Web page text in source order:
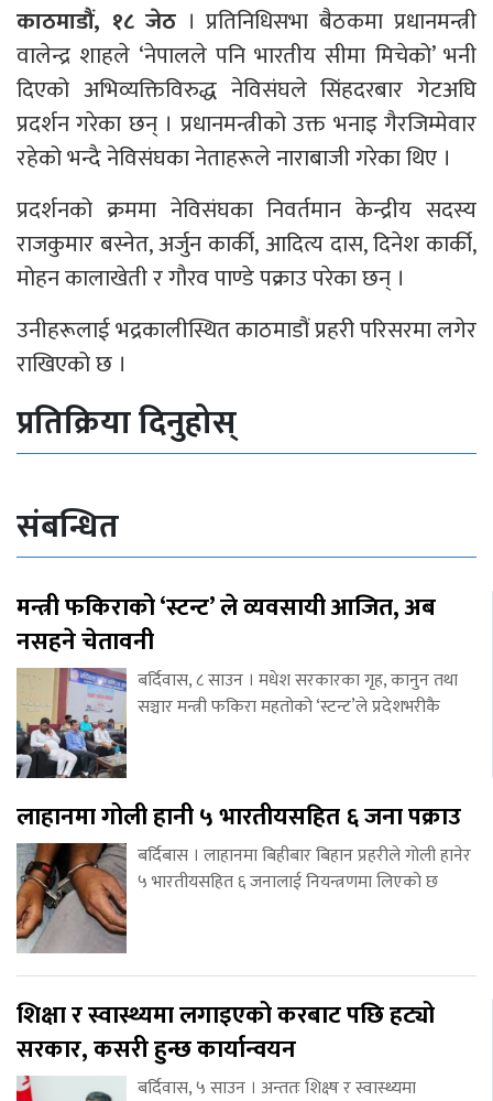
काठमाडौं, १८ जेठ। प्रतिनिधिसभा बैठकमा प्रधानमन्त्री
वालेन्द्र शाहले ‘नेपालले पनि भारतीय सीमा मिचेको’ भनी
दिएको अभिव्यक्तिविरुद्ध नेविसंघले सिंहदरबार गेटअघि
प्रदर्शन गरेका छन् । प्रधानमन्त्रीको उक्त भनाइ गैरजिम्मेवार
रहेको भन्दै नेविसंघका नेताहरूले नाराबाजी गरेका थिए ।
प्रदर्शनको क्रममा नेविसंघका निवर्तमान केन्द्रीय सदस्य
राजकुमार बस्नेत, अर्जुन कार्की, आदित्य दास, दिनेश कार्की,
मोहन कालाखेती र गौरव पाण्डे पक्राउ परेका छन् ।
उनीहरूलाई भद्रकालीस्थित काठमाडौं प्रहरी परिसरमा लगेर
राखिएको छ ।
प्रतिक्रिया दिनुहोस्
संबन्धित
मन्त्री फकिराको ‘स्टन्ट’ ले व्यवसायी आजित, अब
नसहने चेतावनी
बर्दिवास, ८ साउन । मधेश सरकारका गृह, कानुन तथा
सञ्चार मन्त्री फकिरा महतोको ‘स्टन्ट’ले प्रदेशभरीकै
लाहानमा गोली हानी ५ भारतीयसहित ६ जना पक्राउ
बर्दिबास । लाहानमा बिहीबार बिहान प्रहरीले गोली हानेर
५ भारतीयसहित ६ जनालाई नियन्त्रणमा लिएको छ
शिक्षा र स्वास्थ्यमा लगाइएको करबाट पछि हट्यो
सरकार, कसरी हुन्छ कार्यान्वयन
बर्दिवास, ५ साउन । अन्ततः शिक्ष्ष र स्वास्थ्यमा